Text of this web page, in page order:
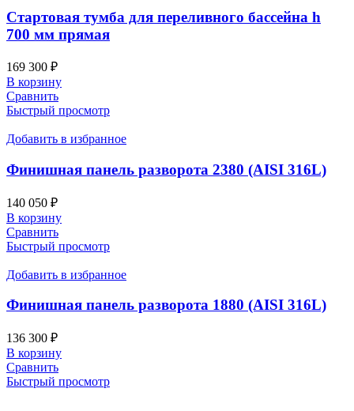
Стартовая тумба для переливного бассейна h
700 мм прямая
169 300 ₽
В корзину
Сравнить
Быстрый просмотр
Добавить в избранное
Финишная панель разворота 2380 (AISI 316L)
140 050 ₽
В корзину
Сравнить
Быстрый просмотр
Добавить в избранное
Финишная панель разворота 1880 (AISI 316L)
136 300 ₽
В корзину
Сравнить
Быстрый просмотр